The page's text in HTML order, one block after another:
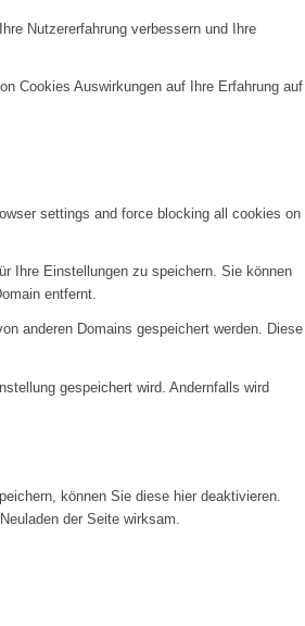
Nutzererfahrung verbessern und Ihre
Cookies Auswirkungen auf Ihre Erfahrung auf
settings and force blocking all cookies on
Ihre Einstellungen zu speichern. Sie können
entfernt.
anderen Domains gespeichert werden. Diese
gespeichert wird. Andernfalls wird
können Sie diese hier deaktivieren.
der Seite wirksam.